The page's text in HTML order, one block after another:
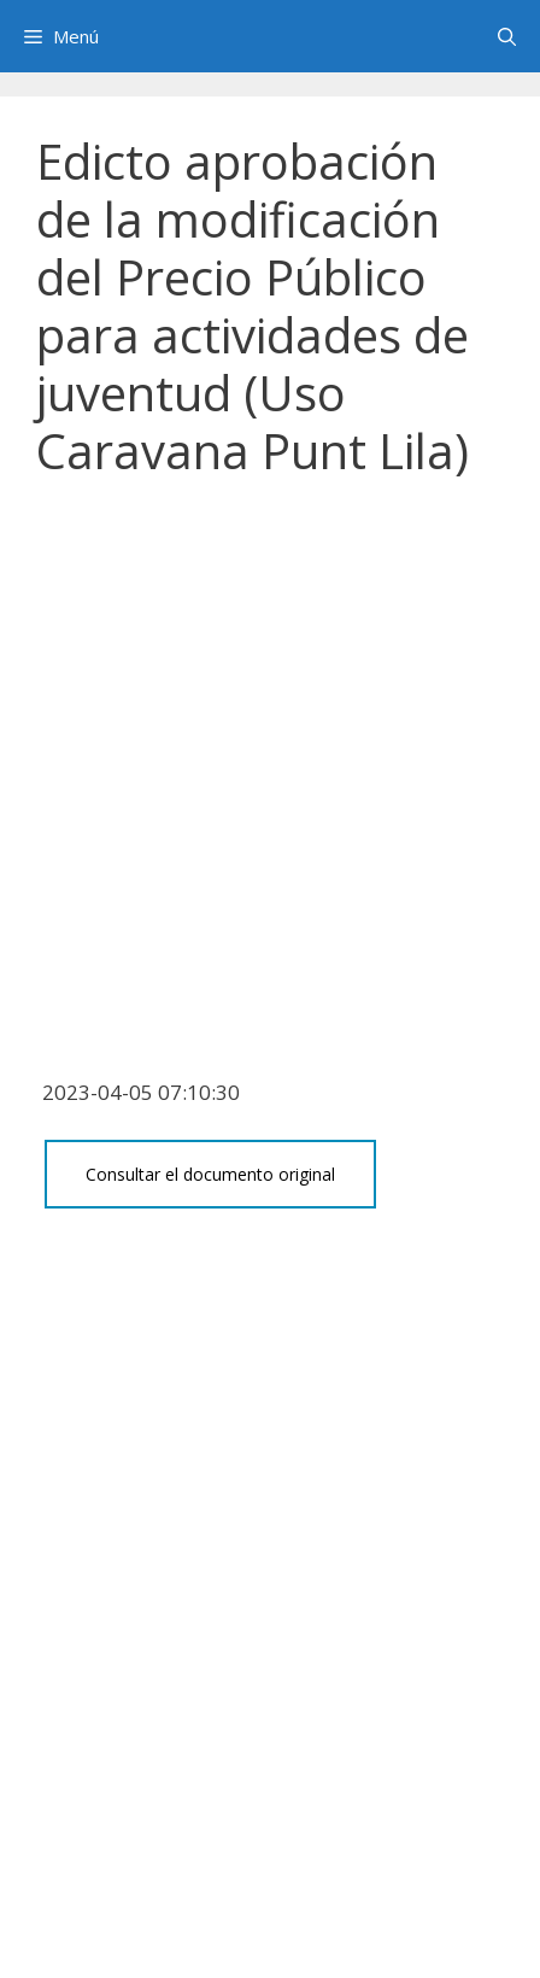
contenido
Menú
Edicto aprobación
de la modificación
del Precio Público
para actividades de
juventud (Uso
Caravana Punt Lila)
2023-04-05 07:10:30
Consultar el documento original